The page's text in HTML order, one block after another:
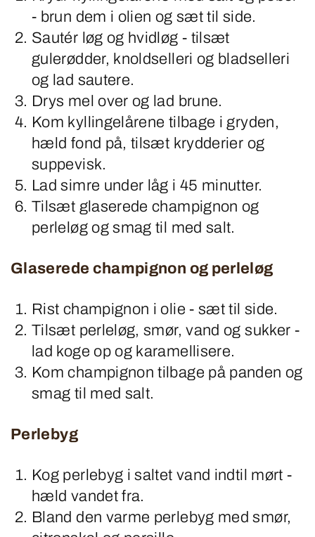
- brun dem i olien og sæt til side.
Sautér løg og hvidløg - tilsæt
gulerødder, knoldselleri og bladselleri
og lad sautere.
Drys mel over og lad brune.
Kom kyllingelårene tilbage i gryden,
hæld fond på, tilsæt krydderier og
suppevisk.
Lad simre under låg i 45 minutter.
Tilsæt glaserede champignon og
perleløg og smag til med salt.
Glaserede champignon og perleløg
Rist champignon i olie - sæt til side.
Tilsæt perleløg, smør, vand og sukker -
lad koge op og karamellisere.
Kom champignon tilbage på panden og
smag til med salt.
Perlebyg
Kog perlebyg i saltet vand indtil mørt -
hæld vandet fra.
Bland den varme perlebyg med smør,